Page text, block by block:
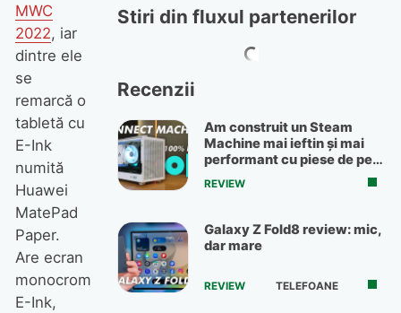
MWC
2022, iar
dintre ele
se
remarcă o
tabletă cu
E-Ink
numită
Huawei
MatePad
Paper.
Are ecran
monocrom
E-Ink,
Stiri din fluxul partenerilor
Recenzii
Am construit un Steam
Machine mai ieftin și mai
performant cu piese de pe
OLX
REVIEW
Galaxy Z Fold8 review: mic,
dar mare
REVIEW TELEFOANE